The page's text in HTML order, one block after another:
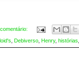
, Debiverso, Henry, histórias,